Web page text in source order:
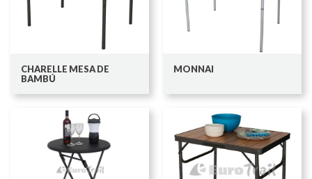
CHARELLE MESA DE
BAMBÚ
MONNAI